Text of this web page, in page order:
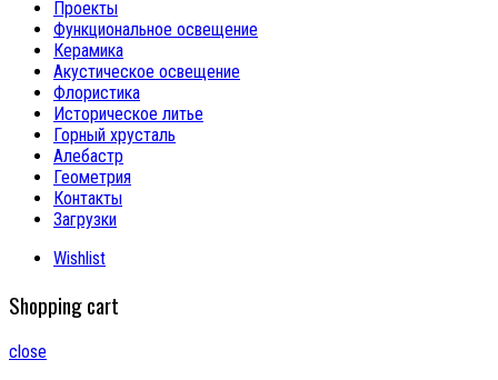
Проекты
Функциональное освещение
Керамика
Акустическое освещение
Флористика
Историческое литье
Горный хрусталь
Алебастр
Геометрия
Контакты
Загрузки
Wishlist
Shopping cart
close